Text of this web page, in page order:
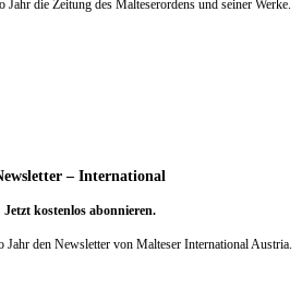
Jahr die Zeitung des Malteserordens und seiner Werke.
– International
Jetzt kostenlos abonnieren.
Jahr den Newsletter von Malteser International Austria.